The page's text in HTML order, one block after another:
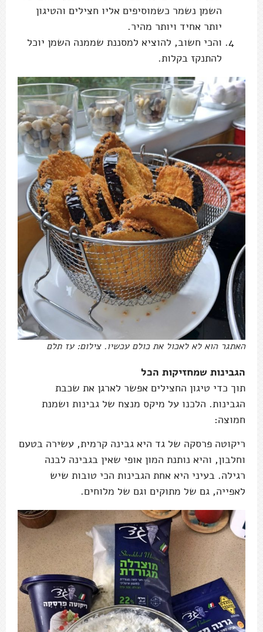
השמן נשמר כשמוסיפים אליו חצילים והטיגון
יותר אחיד ויותר מהיר.
והכי חשוב, להוציא למסננת שממנה השמן יוכל
להתנקז בקלות.
האתגר הוא לא לאכול את כולם עכשיו. צילום: עז תלם
הגבינות שמחזיקות הכל
תוך כדי טיגון החצילים אפשר לארגן את שכבת
הגבינות. הלכנו על מיקס מנצח של גבינות ושמנת
חמוצה:
ריקוטה פרסקה של גד היא גבינה קרמית, עשירה בטעם
וחלבון, והיא נותנת המון אופי שאין בגבינה לבנה
רגילה. בעיני היא אחת הגבינות הכי טובות שיש
לאפייה, גם של מתוקים וגם של מלוחים.